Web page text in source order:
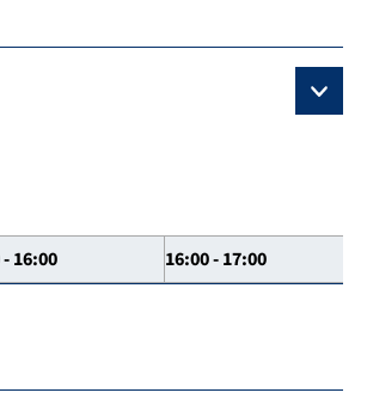
16:00 16:00 - 17:00